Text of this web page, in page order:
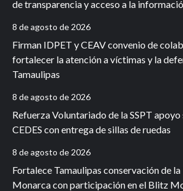
de transparencia y acceso a la
8 de agosto de 2026
Firman IDPET y CEAV convenio de
fortalecer la atención a víctimas y la
Tamaulipas
8 de agosto de 2026
Refuerza Voluntariado de la SSPT
CEDES con entrega de sillas de ruedas
8 de agosto de 2026
Fortalece Tamaulipas conservación de
Monarca con participación en el Blitz